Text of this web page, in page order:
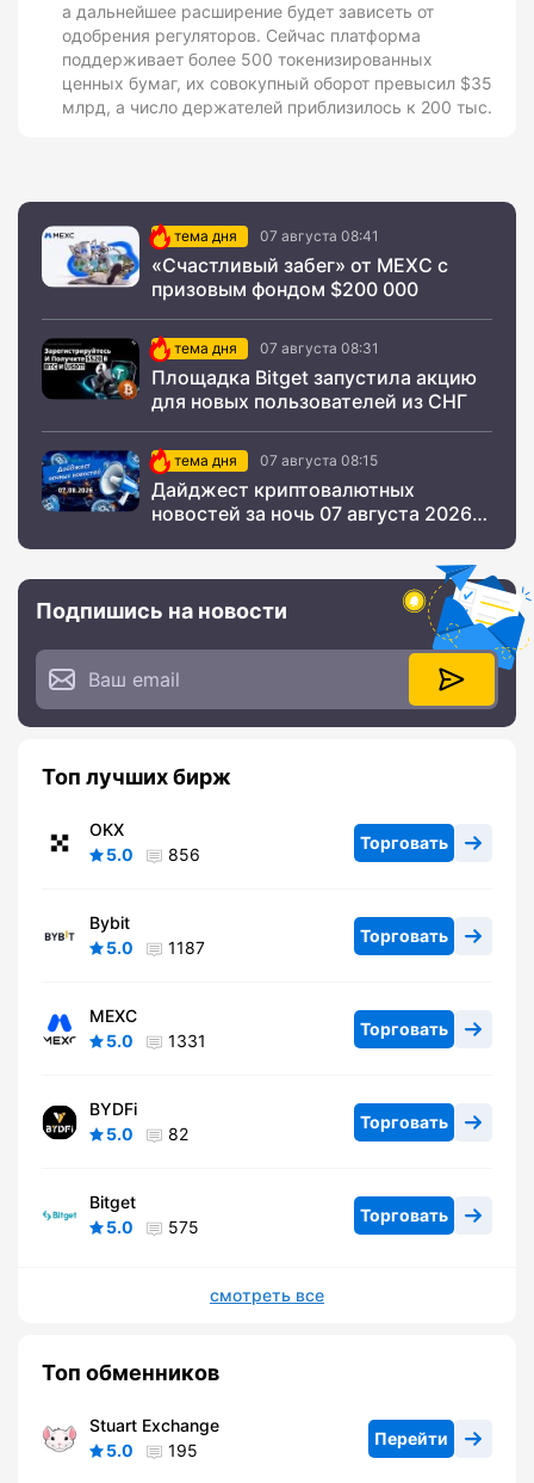
а дальнейшее расширение будет зависеть от
одобрения регуляторов. Сейчас платформа
поддерживает более 500 токенизированных
ценных бумаг, их совокупный оборот превысил $35
млрд, а число держателей приблизилось к 200 тыс.
тема дня 07 августа 08:41
«Счастливый забег» от MEXC с
призовым фондом $200 000
тема дня 07 августа 08:31
Площадка Bitget запустила акцию
для новых пользователей из СНГ
тема дня 07 августа 08:15
Дайджест криптовалютных
новостей за ночь 07 августа 2026
Подпишись на новости
Топ лучших бирж
OKX
5.0
856
Торговать
Bybit
5.0
1187
Торговать
MEXC
5.0
1331
Торговать
BYDFi
5.0
82
Торговать
Bitget
5.0
575
Торговать
смотреть все
Топ обменников
Stuart Exchange
5.0
195
Перейти